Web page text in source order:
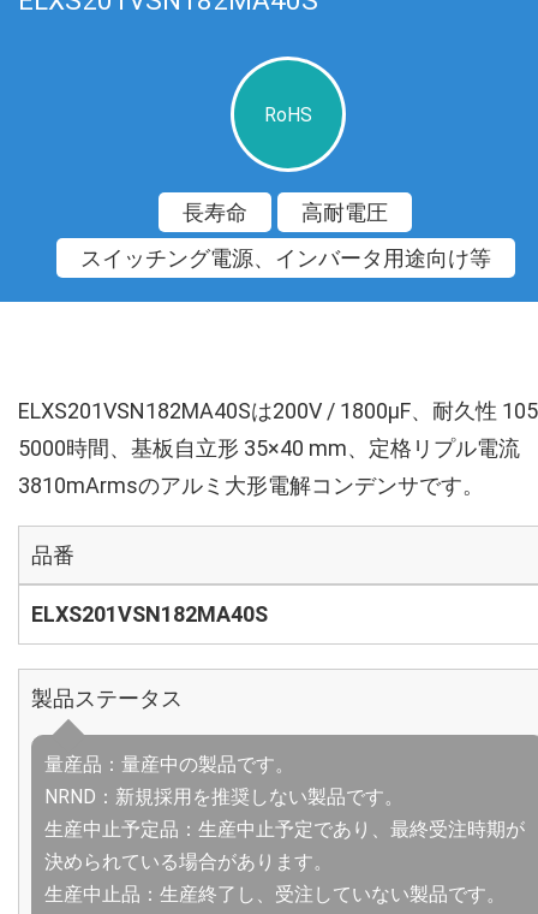
RoHS
長寿命
高耐電圧
スイッチング電源、インバータ用途向け等
ELXS201VSN182MA40Sは200V / 1800µF、耐久性
5000時間、基板自立形 35×40 mm、定格リプル電流
3810mArmsのアルミ大形電解コンデンサです。
品番
ELXS201VSN182MA40S
製品ステータス
量産品：量産中の製品です。
NRND：新規採用を推奨しない製品です。
生産中止予定品：生産中止予定であり、最終受注時期が
決められている場合があります。
生産中止品：生産終了し、受注していない製品です。